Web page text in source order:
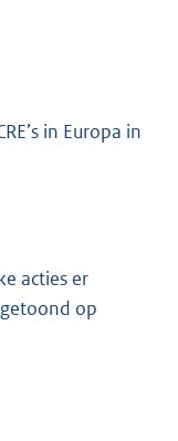
in Europa in
acties er
op